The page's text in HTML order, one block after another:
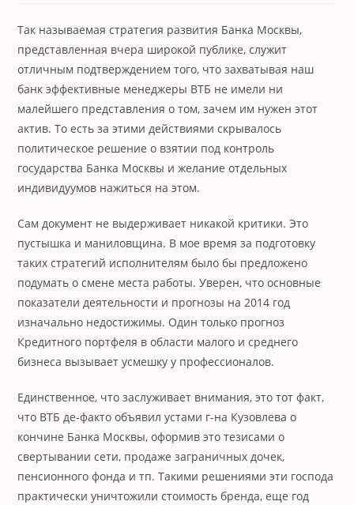
Так называемая стратегия развития Банка Москвы,
представленная вчера широкой публике, служит
отличным подтверждением того, что захватывая наш
банк эффективные менеджеры ВТБ не имели ни
малейшего представления о том, зачем им нужен этот
актив. То есть за этими действиями скрывалось
политическое решение о взятии под контроль
государства Банка Москвы и желание отдельных
индивидуумов нажиться на этом.
Сам документ не выдерживает никакой критики. Это
пустышка и маниловщина. В мое время за подготовку
таких стратегий исполнителям было бы предложено
подумать о смене места работы. Уверен, что основные
показатели деятельности и прогнозы на 2014 год
изначально недостижимы. Один только прогноз
Кредитного портфеля в области малого и среднего
бизнеса вызывает усмешку у профессионалов.
Единственное, что заслуживает внимания, это тот факт,
что ВТБ де-факто объявил устами г-на Кузовлева о
кончине Банка Москвы, оформив это тезисами о
свертывании сети, продаже заграничных дочек,
пенсионного фонда и тп. Такими решениями эти господа
практически уничтожили стоимость бренда, еще год